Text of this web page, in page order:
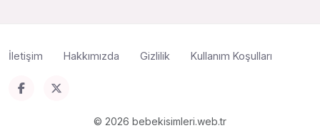
İletişim Hakkımızda Gizlilik Kullanım Koşulları
© 2026 bebekisimleri.web.tr